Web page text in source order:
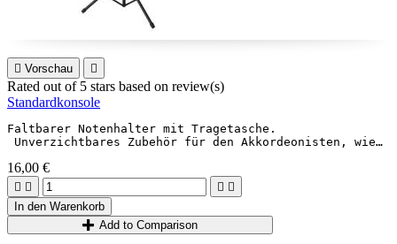
 Vorschau 
Rated out of 5 stars based on review(s)
Standardkonsole
Faltbarer Notenhalter mit Tragetasche.
Unverzichtbares Zubehör für den Akkordeonisten, wie
16,00 €
   
In den Warenkorb
Add to Comparison